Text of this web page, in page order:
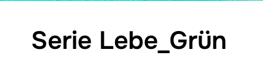
Serie Lebe_Grün